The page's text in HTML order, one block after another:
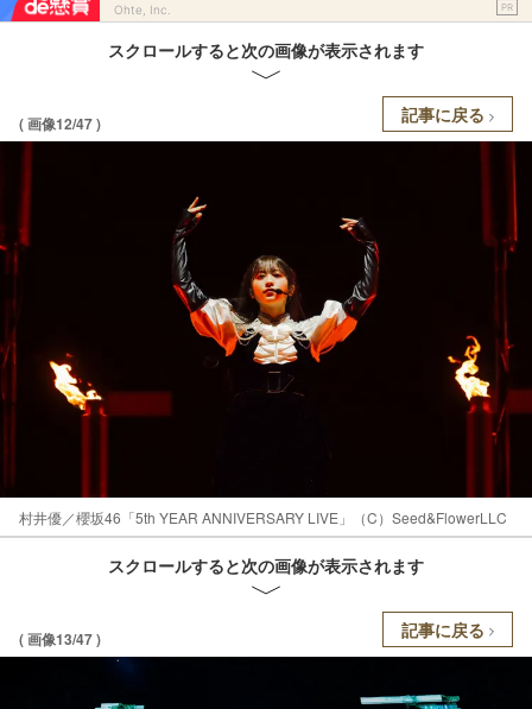
Ohte, Inc. PR
スクロールすると次の画像が表示されます
( 画像12/47 ) 記事に戻る
村井優／櫻坂46「5th YEAR ANNIVERSARY LIVE」（C）Seed&FlowerLLC
スクロールすると次の画像が表示されます
( 画像13/47 ) 記事に戻る